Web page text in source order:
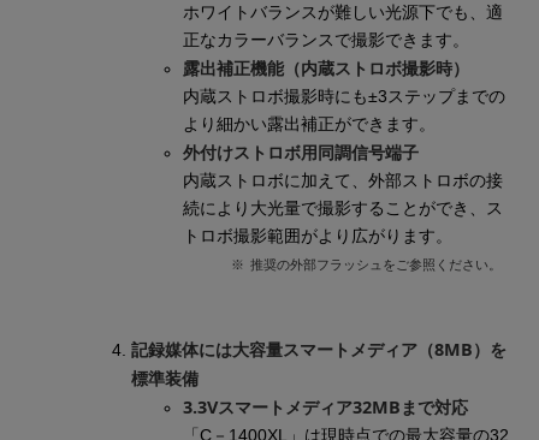
ホワイトバランスが難しい光源下でも、適
正なカラーバランスで撮影できます。
露出補正機能（内蔵ストロボ撮影時）
内蔵ストロボ撮影時にも±3ステップまでの
より細かい露出補正ができます。
外付けストロボ用同調信号端子
内蔵ストロボに加えて、外部ストロボの接
続により大光量で撮影することができ、ス
トロボ撮影範囲がより広がります。
※ 推奨の外部フラッシュをご参照ください。
記録媒体には大容量スマートメディア（8MB）を
標準装備
3.3Vスマートメディア32MBまで対応
「C－1400XL」は現時点での最大容量の32